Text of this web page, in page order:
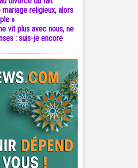
religieux, alors
»
vit plus avec nous, ne
: suis-je encore